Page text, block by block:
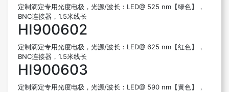
定制滴定专用光度电极，光源/波长：LED@ 525 nm【绿色】，
BNC连接器，1.5米线长
HI900602
定制滴定专用光度电极，光源/波长：LED@ 625 nm【红色】，
BNC连接器，1.5米线长
HI900603
定制滴定专用光度电极，光源/波长：LED@ 590 nm【黄色】，